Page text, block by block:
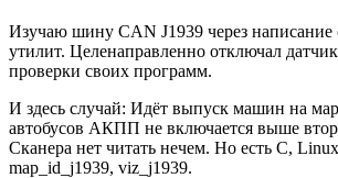
Изучаю шину CAN J1939 через
утилит. Целенаправленно отключал
проверки своих программ.
И здесь случай: Идёт выпуск машин на
автобусов АКПП не включается выше
Сканера нет читать нечем. Но есть C,
map_id_j1939, viz_j1939.